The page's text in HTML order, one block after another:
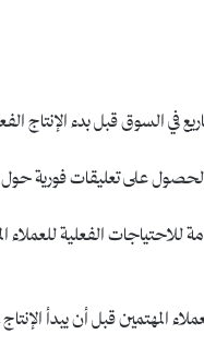
في السوق قبل بدء
على تعليقات فورية حول
الفعلية للعملاء
المهتمين قبل أن يبدأ